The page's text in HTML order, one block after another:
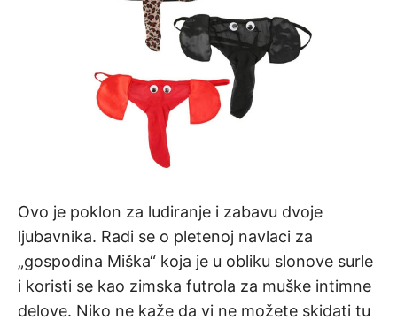
Ovo je poklon za ludiranje i zabavu dvoje
ljubavnika. Radi se o pletenoj navlaci za
„gospodina Miška“ koja je u obliku slonove surle
i koristi se kao zimska futrola za muške intimne
delove. Niko ne kaže da vi ne možete skidati tu